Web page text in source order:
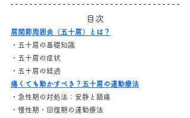
目次
肩関節周囲炎（五十肩）とは？
・五十肩の基礎知識
・五十肩の症状
・五十肩の経過
痛くても動かすべき？五十肩の運動療法
・急性期の対処法：安静と鎮痛
・慢性期・回復期の運動療法